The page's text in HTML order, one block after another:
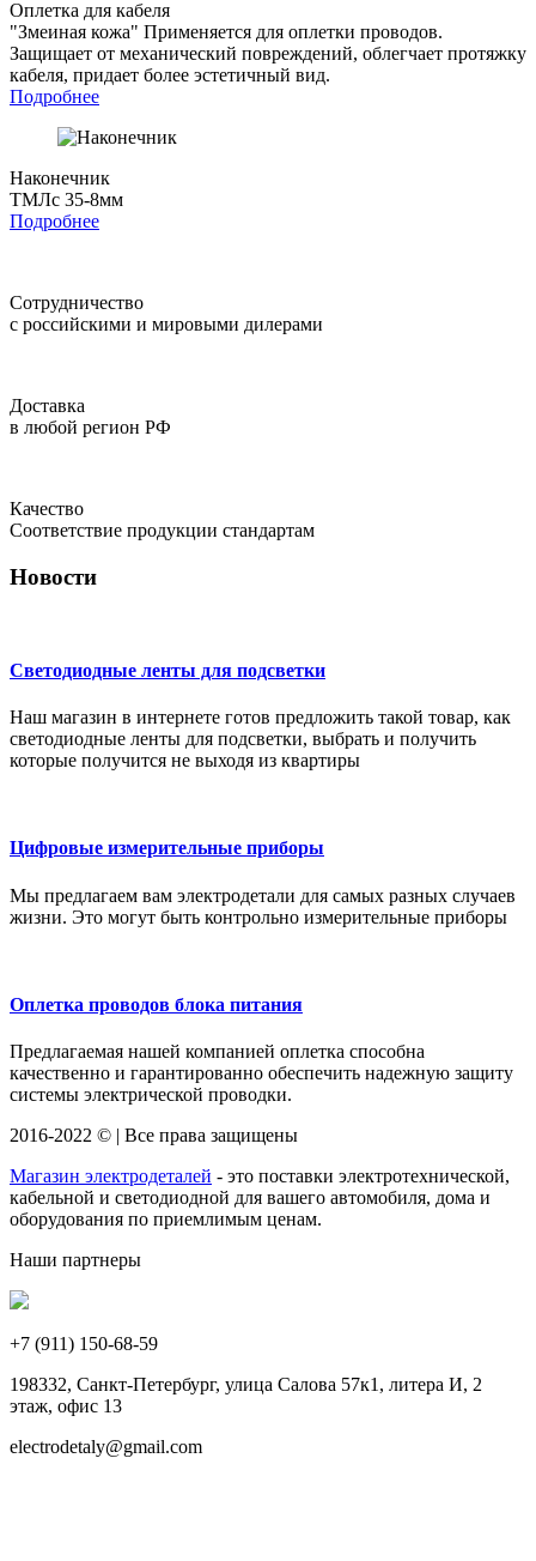
Оплетка для кабеля
"Змеиная кожа" Применяется для оплетки проводов.
Защищает от механический повреждений, облегчает протяжку
кабеля, придает более эстетичный вид.
Подробнее
Наконечник
ТМЛс 35-8мм
Подробнее
Сотрудничество
с российскими и мировыми дилерами
Доставка
в любой регион РФ
Качество
Соответствие продукции стандартам
Новости
Светодиодные ленты для подсветки
Наш магазин в интернете готов предложить такой товар, как
светодиодные ленты для подсветки, выбрать и получить
которые получится не выходя из квартиры
Цифровые измерительные приборы
Мы предлагаем вам электродетали для самых разных случаев
жизни. Это могут быть контрольно измерительные приборы
Оплетка проводов блока питания
Предлагаемая нашей компанией оплетка способна
качественно и гарантированно обеспечить надежную защиту
системы электрической проводки.
2016-2022 © | Все права защищены
Магазин электродеталей - это поставки электротехнической,
кабельной и светодиодной для вашего автомобиля, дома и
оборудования по приемлимым ценам.
Наши партнеры
+7 (911) 150-68-59
198332, Санкт-Петербург, улица Салова 57к1, литера И, 2
этаж, офис 13
electrodetaly@gmail.com